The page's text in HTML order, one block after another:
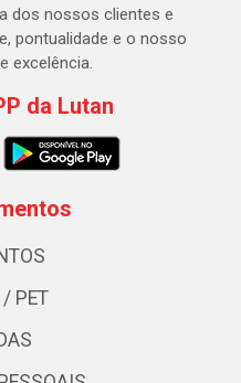
dos nossos clientes e
pontualidade e o nosso
excelência.
da Lutan
/ PET